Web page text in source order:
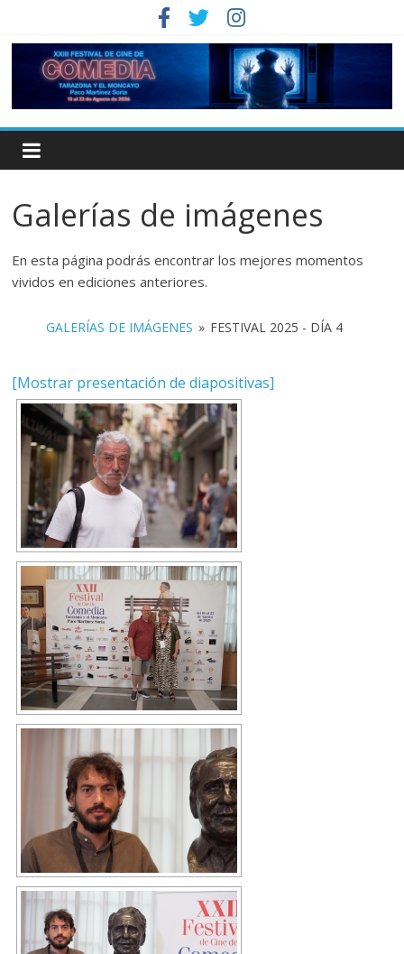
Galerías de imágenes
En esta página podrás encontrar los mejores momentos
vividos en ediciones anteriores.
GALERÍAS DE IMÁGENES » FESTIVAL 2025 - DÍA 4
[Mostrar presentación de diapositivas]